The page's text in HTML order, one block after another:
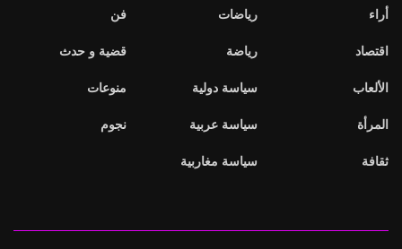
أراء
اقتصاد
الألعاب
المرأة
ثقافة
رياضات
رياضة
سياسة دولية
سياسة عربية
سياسة مغاربية
فن
قضية و حدث
منوعات
نجوم